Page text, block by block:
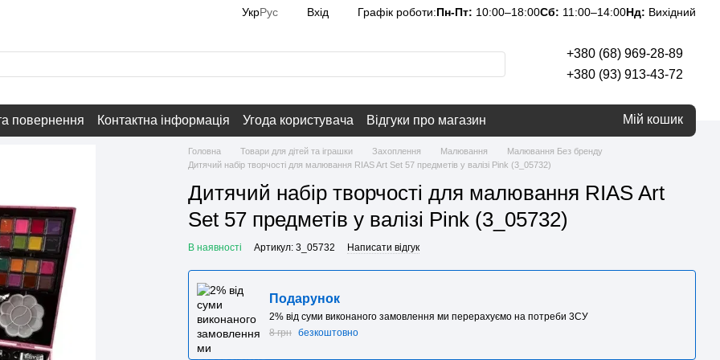
УкрРус Вхід Графік роботи:Пн-Пт: 10:00–18:00Сб: 11:00–14:00Нд: Вихідний
+380 (68) 969-28-89
+380 (93) 913-43-72
повернення Контактна інформація Угода користувача Відгуки про магазин Мій кошик
Головна Товари для дітей та іграшки Захоплення Малювання
Малювання Без бренду
Дитячий набір творчості для малювання RIAS Art Set 57 предметів у валізі Pink (3_05732)
Дитячий набір творчості для малювання RIAS Art
Set 57 предметів у валізі Pink (3_05732)
В наявності Артикул: 3_05732 Написати відгук
Подарунок
2% від суми виконаного замовлення ми перерахуємо на потреби 3CУ
8 грн безкоштовно